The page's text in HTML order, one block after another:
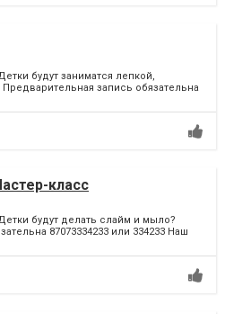
будут заниматся лепкой,
запись обязательна
класс
будут делать слайм и мыло?
87073334233 или 334233 Наш